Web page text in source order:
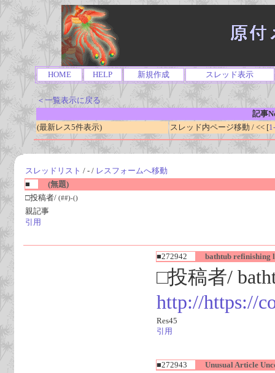
HOME HELP 新規作成 スレッド表示
＜一覧表示に戻る
記事
(最新レス5件表示)
スレッド内ページ移動 / << [
スレッドリスト / - / レスフォームへ移動
■
(無題)
□投稿者/ (##)-()
親記事
引用
■272942 bathtub refinishing
□投稿者/
http://https://
Res45
引用
■272943 Unusual Article